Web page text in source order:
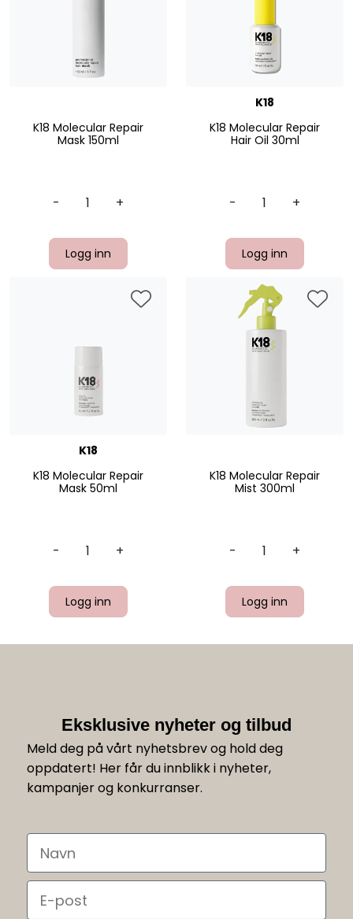
K18 Molecular Repair
Mask 150ml
- +
Logg inn
K18
K18 Molecular Repair
Hair Oil 30ml
- +
Logg inn
K18
K18 Molecular Repair
Mask 50ml
- +
Logg inn
K18 Molecular Repair
Mist 300ml
- +
Logg inn
Eksklusive nyheter og tilbud
Meld deg på vårt nyhetsbrev og hold deg
oppdatert! Her får du innblikk i nyheter,
kampanjer og konkurranser.
Navn
Email